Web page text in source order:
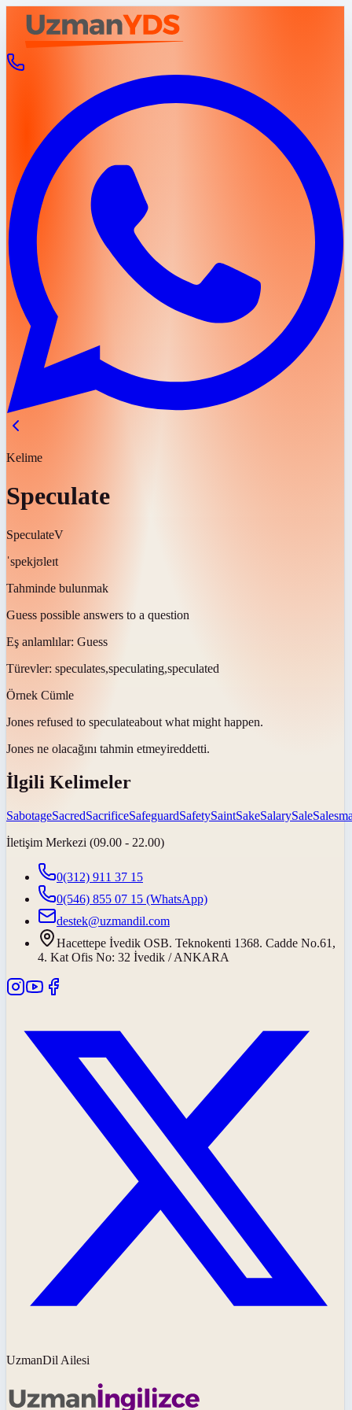
Kelime
Speculate
SpeculateV
ˈspekjʊleɪt
Tahminde bulunmak
Guess possible answers to a question
Eş anlamlılar: Guess
Türevler: speculates,speculating,speculated
Örnek Cümle
Jones refused to speculateabout what might happen.
Jones ne olacağını tahmin etmeyireddetti.
İlgili Kelimeler
SabotageSacredSacrificeSafeguardSafetySaintSakeSalarySale
İletişim Merkezi (09.00 - 22.00)
0(312) 911 37 15
0(546) 855 07 15 (WhatsApp)
destek@uzmandil.com
Hacettepe İvedik OSB. Teknokenti 1368. Cadde No.61,
4. Kat Ofis No: 32 İvedik / ANKARA
UzmanDil Ailesi